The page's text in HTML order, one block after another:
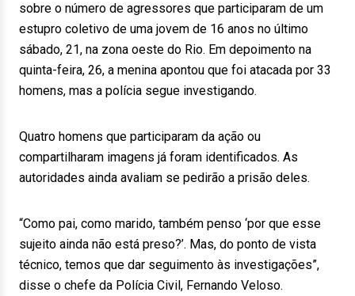
sobre o número de agressores que participaram de um
estupro coletivo de uma jovem de 16 anos no último
sábado, 21, na zona oeste do Rio. Em depoimento na
quinta-feira, 26, a menina apontou que foi atacada por 33
homens, mas a polícia segue investigando.
Quatro homens que participaram da ação ou
compartilharam imagens já foram identificados. As
autoridades ainda avaliam se pedirão a prisão deles.
“Como pai, como marido, também penso ‘por que esse
sujeito ainda não está preso?’. Mas, do ponto de vista
técnico, temos que dar seguimento às investigações”,
disse o chefe da Polícia Civil, Fernando Veloso.